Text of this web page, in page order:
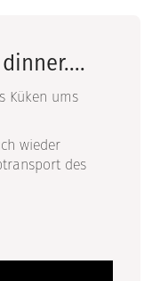
Küken ums
wieder
des